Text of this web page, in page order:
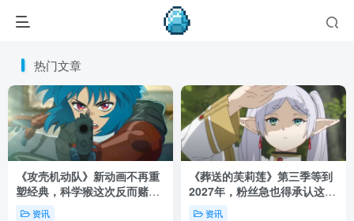
热门文章
《攻壳机动队》新动画不再重
塑经典，科学猴这次反而赌对
了！资讯
《葬送的芙莉莲》第三季等到
2027年，粉丝急也得承认这次
慢得有道理！
资讯